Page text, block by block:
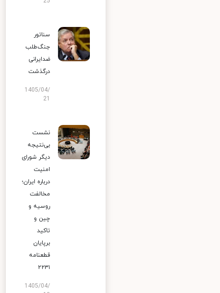
سناتور
جنگ‌طلب
ضدایرانی
درگذشت
1405/04/
نشست
بی‌نتیجه
دیگر شورای
امنیت
درباره ایران؛
مخالفت
روسیه و
چین و
تاکید
برپایان
قطعنامه
۲۲۳۱
1405/04/